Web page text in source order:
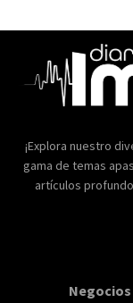
¡Explora nuestro
gama de temas
artículos
Negocios